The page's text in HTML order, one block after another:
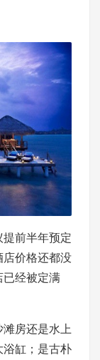
前半年预定
价格还都没
已经被定满
房还是水上
浴缸；是古朴